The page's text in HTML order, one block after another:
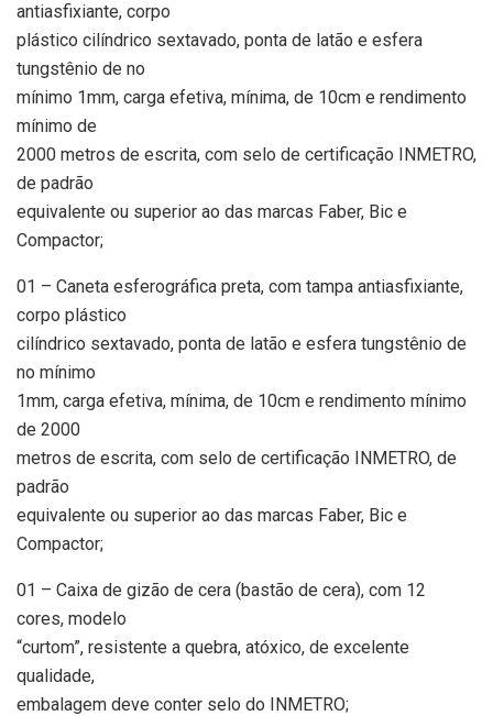
antiasfixiante, corpo
plástico cilíndrico sextavado, ponta de latão e esfera
tungstênio de no
mínimo 1mm, carga efetiva, mínima, de 10cm e rendimento
mínimo de
2000 metros de escrita, com selo de certificação INMETRO,
de padrão
equivalente ou superior ao das marcas Faber, Bic e
Compactor;
01 – Caneta esferográfica preta, com tampa antiasfixiante,
corpo plástico
cilíndrico sextavado, ponta de latão e esfera tungstênio de
no mínimo
1mm, carga efetiva, mínima, de 10cm e rendimento mínimo
de 2000
metros de escrita, com selo de certificação INMETRO, de
padrão
equivalente ou superior ao das marcas Faber, Bic e
Compactor;
01 – Caixa de gizão de cera (bastão de cera), com 12
cores, modelo
“curtom”, resistente a quebra, atóxico, de excelente
qualidade,
embalagem deve conter selo do INMETRO;